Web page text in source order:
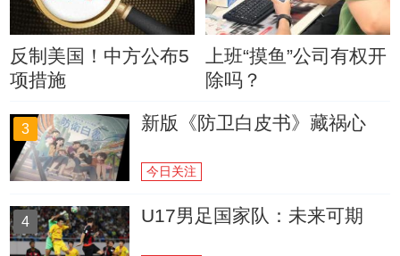
反制美国！中方公布5
项措施
上班“摸鱼”公司有权开
除吗？
3 新版《防卫白皮书》藏祸心
今日关注
4 U17男足国家队：未来可期